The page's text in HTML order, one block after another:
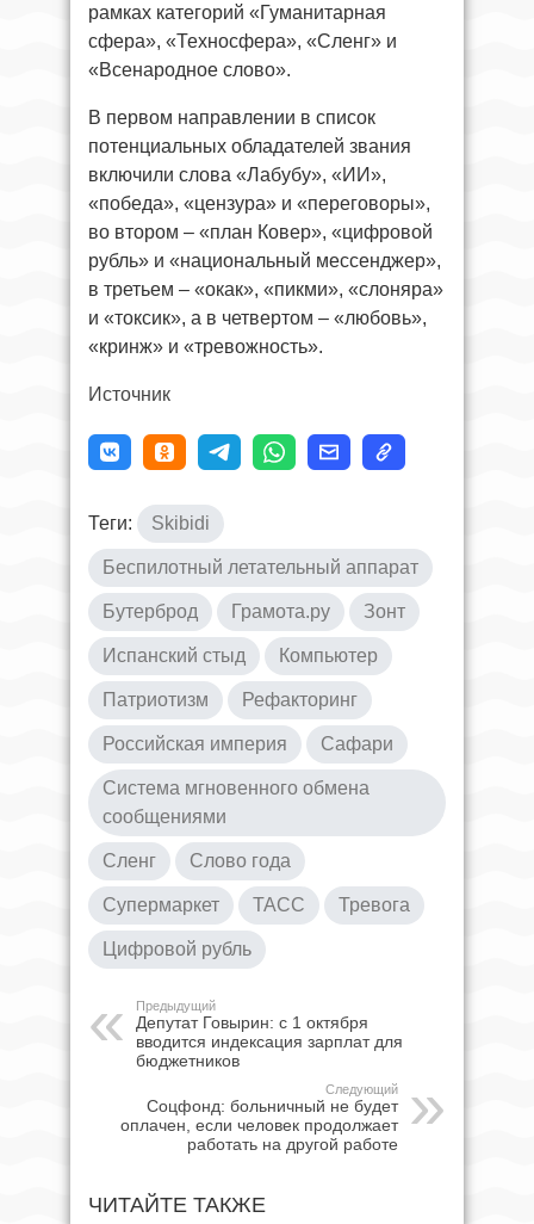
рамках категорий «Гуманитарная
сфера», «Техносфера», «Сленг» и
«Всенародное слово».
В первом направлении в список
потенциальных обладателей звания
включили слова «Лабубу», «ИИ»,
«победа», «цензура» и «переговоры»,
во втором – «план Ковер», «цифровой
рубль» и «национальный мессенджер»,
в третьем – «окак», «пикми», «слоняра»
и «токсик», а в четвертом – «любовь»,
«кринж» и «тревожность».
Источник
Теги: Skibidi
Беспилотный летательный аппарат
Бутерброд Грамота.ру Зонт
Испанский стыд Компьютер
Патриотизм Рефакторинг
Российская империя Сафари
Система мгновенного обмена
сообщениями
Сленг Слово года
Супермаркет ТАСС Тревога
Цифровой рубль
Предыдущий
Депутат Говырин: с 1 октября
вводится индексация зарплат для
бюджетников
Следующий
Соцфонд: больничный не будет
оплачен, если человек продолжает
работать на другой работе
ЧИТАЙТЕ ТАКЖЕ